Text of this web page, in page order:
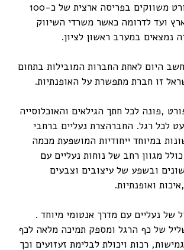
נעלי ליידי קומפורט משווקים בפריסה ארצית של כ-100
ועד לדרומה כאשר משרדי השיווק
נמצאים במערב ראשון לציון.
היום לאחת החברות המובילות בתחום
זו חברת מתפשרת על האופנתיות.
,פונה לכל חתך הגילאים והאוכלוסייה
לכל רגל. החברהצרת נעליים ברחבי
במיוחד ייחודיות המושפעת מכמה
מגוון רחב של נוחות נעליים עם
ובשפע של עיצובים וצבעים
ואופנתיות.
של נעליים עם מדרך אנטומי מיוחד .
של כף הרגל ומספק תמיכה מלאה לכף
רכות ויכולת לבלימת זעזועים וכך